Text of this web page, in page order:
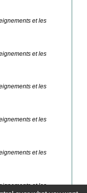
et les
et les
et les
et les
et les
et les